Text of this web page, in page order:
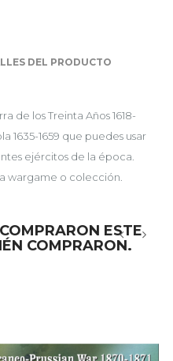
DEL PRODUCTO
de los Treinta Años 1618-
1635-1659 que puedes usar
ejércitos de la época.
wargame o colección.
ESTE
COMPRARON.